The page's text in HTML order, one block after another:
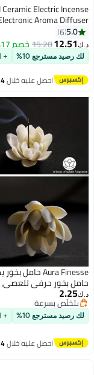
Ceramic Electric
Electronic Aroma
with Timing
Adjustment and Cover,
Burner,
Indoor Air Purification/
Decoration/
5.0
6
12.51
15.20خصم 17%
مسترجع 10% + 1
احصل عليه خلال 15
اغسطس
Aura Finesse حامل بخور يدوي،
بخور حرفي للعصي،
خزفية لالتقاط الرماد، زهرة
زخرفية
2.25
بسرعة
بسرعة
مسترجع 10% + 1
احصل عليه خلال 15